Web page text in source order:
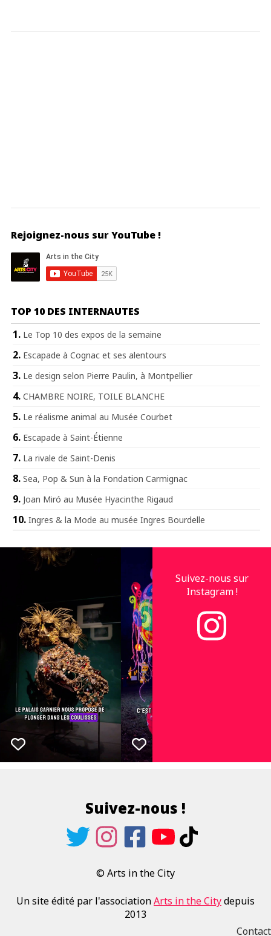
Rejoignez-nous sur YouTube !
TOP 10 DES INTERNAUTES
Le Top 10 des expos de la semaine
Escapade à Cognac et ses alentours
Le design selon Pierre Paulin, à Montpellier
CHAMBRE NOIRE, TOILE BLANCHE
Le réalisme animal au Musée Courbet
Escapade à Saint-Étienne
La rivale de Saint-Denis
Sea, Pop & Sun à la Fondation Carmignac
Joan Miró au Musée Hyacinthe Rigaud
Ingres & la Mode au musée Ingres Bourdelle
Suivez-nous sur
Instagram !
Suivez-nous !
© Arts in the City
Un site édité par l'associationArts in the Citydepuis
2013
Contact